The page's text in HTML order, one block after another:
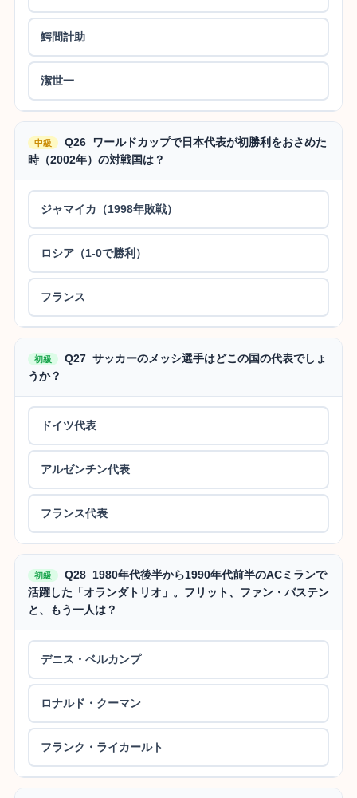
鰐間計助
潔世一
中級
Q26 ワールドカップで日本代表が初勝利をおさめた
時（2002年）の対戦国は？
ジャマイカ（1998年敗戦）
ロシア（1-0で勝利）
フランス
初級
Q27 サッカーのメッシ選手はどこの国の代表でしょ
うか？
ドイツ代表
アルゼンチン代表
フランス代表
初級
Q28 1980年代後半から1990年代前半のACミランで
活躍した「オランダトリオ」。フリット、ファン・バステン
と、もう一人は？
デニス・ベルカンプ
ロナルド・クーマン
フランク・ライカールト